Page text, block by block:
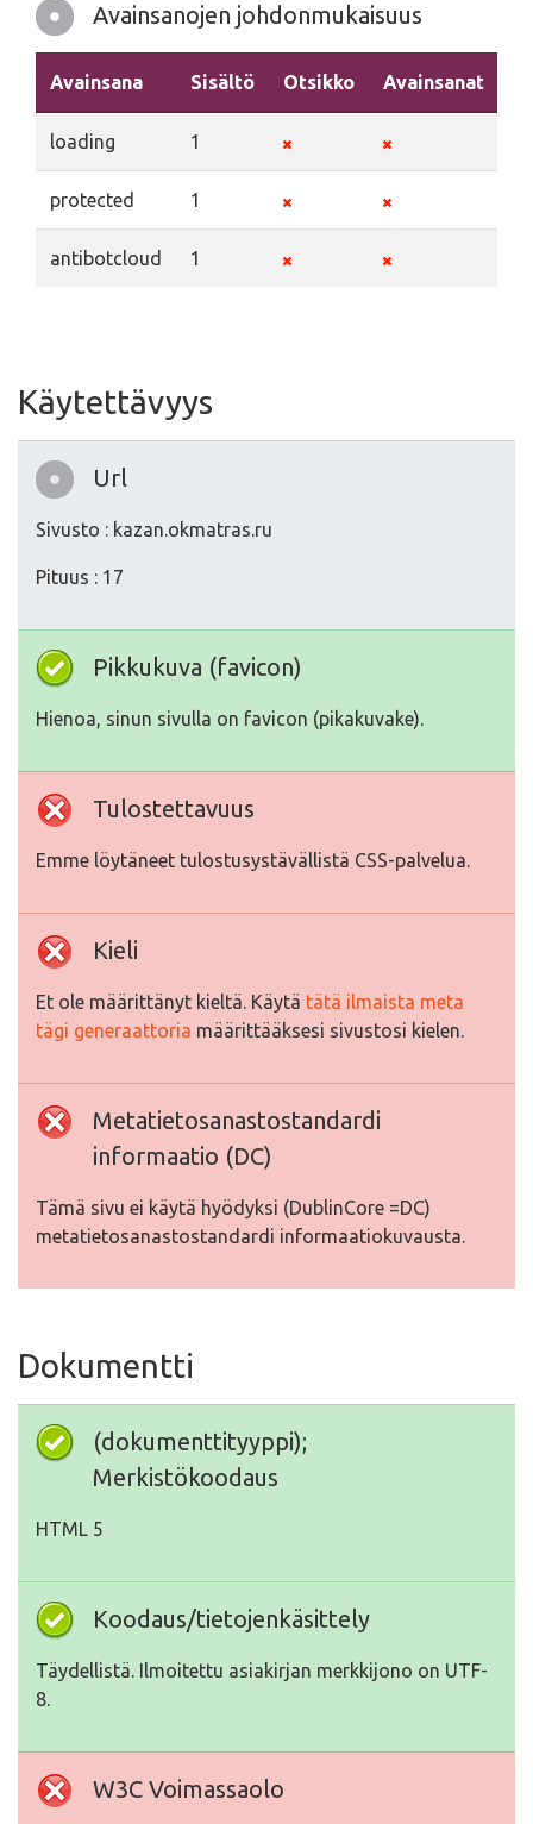
Avainsanojen johdonmukaisuus
Avainsana Sisältö Otsikko Avainsanat
loading 1
protected 1
antibotcloud 1
Käytettävyys
Url
Sivusto : kazan.okmatras.ru
Pituus : 17
Pikkukuva (favicon)
Hienoa, sinun sivulla on favicon (pikakuvake).
Tulostettavuus
Emme löytäneet tulostusystävällistä CSS-palvelua.
Kieli
Et ole määrittänyt kieltä. Käytä tätä ilmaista meta
tägi generaattoria määrittääksesi sivustosi kielen.
Metatietosanastostandardi
informaatio (DC)
Tämä sivu ei käytä hyödyksi (DublinCore =DC)
metatietosanastostandardi informaatiokuvausta.
Dokumentti
(dokumenttityyppi);
Merkistökoodaus
HTML 5
Koodaus/tietojenkäsittely
Täydellistä. Ilmoitettu asiakirjan merkkijono on UTF-
8.
W3C Voimassaolo